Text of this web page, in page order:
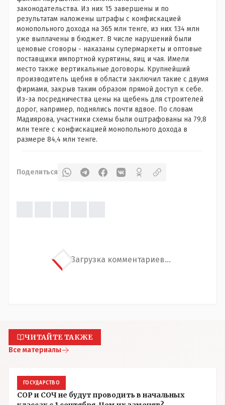
законодательства. Из них 15 завершены и по
результатам наложены штрафы с конфискацией
монопольного дохода на 365 млн тенге, из них 134 млн
уже выплачены в бюджет. В числе нарушений были
ценовые сговоры - наказаны супермаркеты и оптовые
поставщики импортной курятины, яиц и чая. Имели
место также вертикальные договоры. Крупнейший
производитель щебня в области заключил такие с двумя
фирмами, закрыв таким образом прямой доступ к себе.
Из-за посредничества цены на щебень для строителей
дорог, например, поднялись почти вдвое. По словам
Мадиярова, участники схемы были оштрафованы на 79,8
млн тенге с конфискацией монопольного дохода в
размере 84,4 млн тенге.
Поделиться
Загрузка комментариев...
ЧИТАЙТЕ ТАКЖЕ
Все материалы
ГОСУДАРСТВО
СОР и СОЧ не будут проводить в начальных